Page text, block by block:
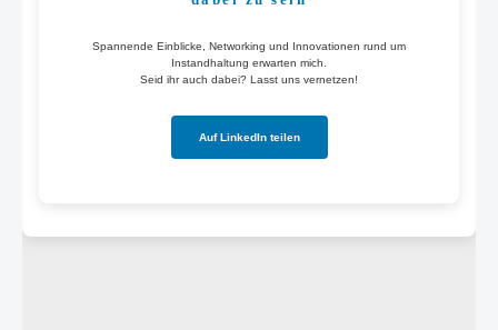
Spannende Einblicke, Networking und Innovationen rund um
Instandhaltung erwarten mich.
Seid ihr auch dabei? Lasst uns vernetzen!
Auf LinkedIn teilen